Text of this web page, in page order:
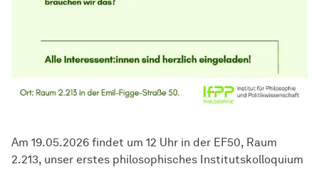
Am 19.05.2026 findet um 12 Uhr in der EF50, Raum
2.213, unser erstes philosophisches Institutskolloquium